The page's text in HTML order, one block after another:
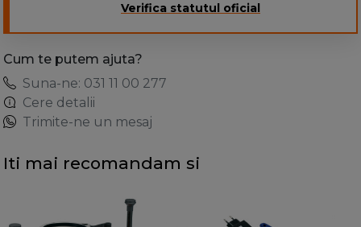
Verifica statutul oficial
Cum te putem ajuta?
Suna-ne: 031 11 00 277
Cere detalii
Trimite-ne un mesaj
Iti mai recomandam si